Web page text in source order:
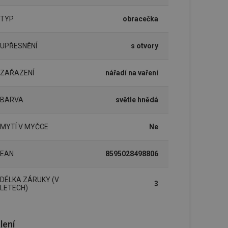
TYP obracečka
UPŘESNĚNÍ s otvory
ZAŘAZENÍ nářadí na vaření
BARVA světle hnědá
MYTÍ V MYČCE Ne
EAN 8595028498806
DÉLKA ZÁRUKY (V
LETECH)
3